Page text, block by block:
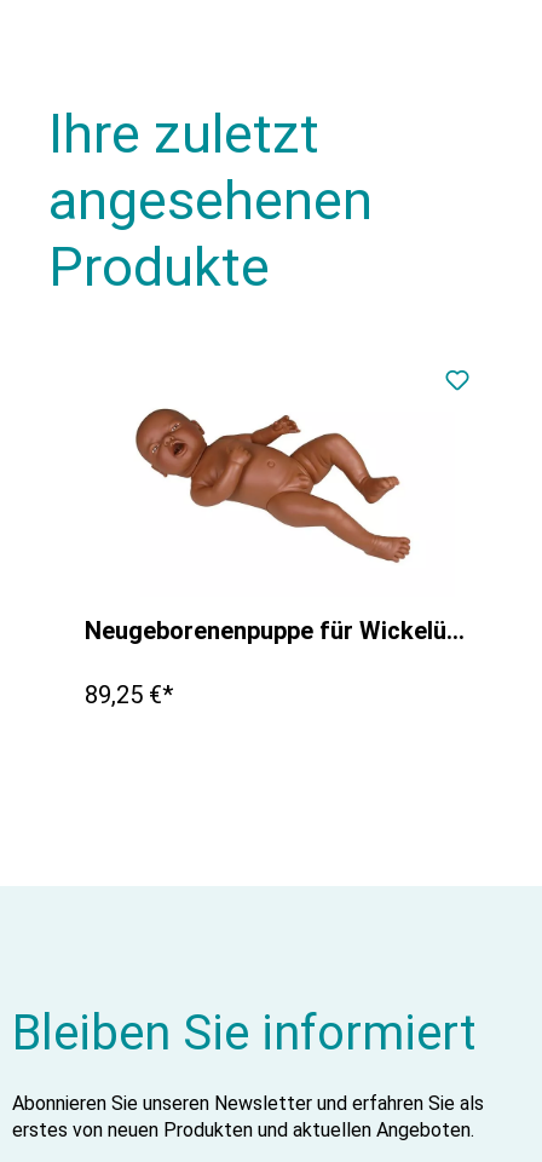
Ihre zuletzt
angesehenen
Produkte
Neugeborenenpuppe für Wickelübungen, männlich, dunkel
89,25 €*
Bleiben Sie informiert
Abonnieren Sie unseren Newsletter und erfahren Sie als
erstes von neuen Produkten und aktuellen Angeboten.